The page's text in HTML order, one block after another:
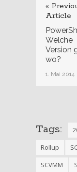
«
Article
Welche
Version
wo?
1. Mai 2014
Tags:
Rollup
SCVMM